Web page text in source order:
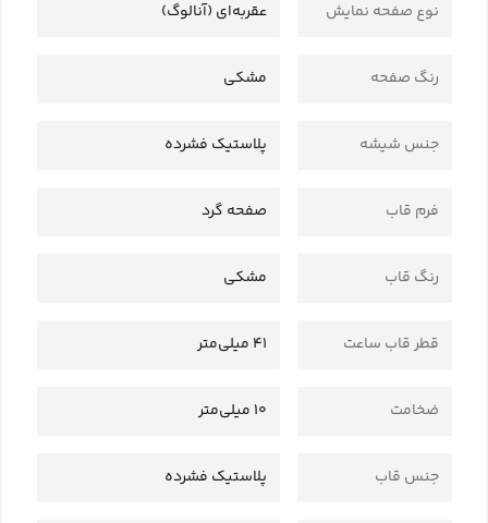
نوع صفحه نمایش عقربه‌ای (آنالوگ)
رنگ صفحه مشکی
جنس شیشه پلاستیک فشرده
فرم قاب صفحه گرد
رنگ قاب مشکی
قطر قاب ساعت 41 میلی‌متر
ضخامت 10 میلی‌متر
جنس قاب پلاستیک فشرده